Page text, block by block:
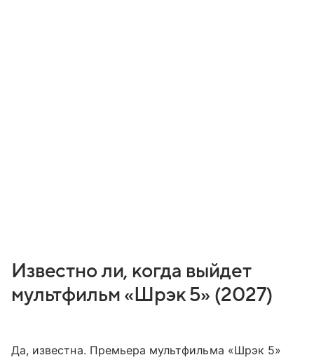
Известно ли, когда выйдет
мультфильм «Шрэк 5» (2027)
Да, известна. Премьера мультфильма «Шрэк 5»